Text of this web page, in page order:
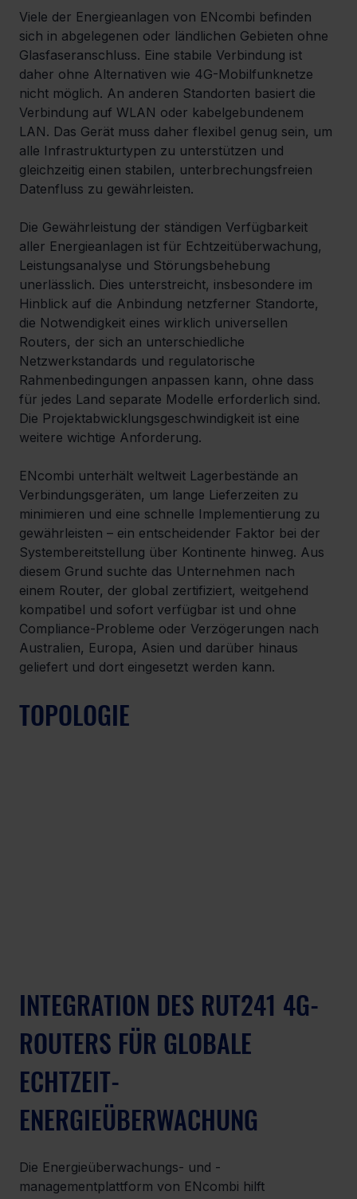
Viele der Energieanlagen von ENcombi befinden
sich in abgelegenen oder ländlichen Gebieten ohne
Glasfaseranschluss. Eine stabile Verbindung ist
daher ohne Alternativen wie 4G-Mobilfunknetze
nicht möglich. An anderen Standorten basiert die
Verbindung auf WLAN oder kabelgebundenem
LAN. Das Gerät muss daher flexibel genug sein, um
alle Infrastrukturtypen zu unterstützen und
gleichzeitig einen stabilen, unterbrechungsfreien
Datenfluss zu gewährleisten.
Die Gewährleistung der ständigen Verfügbarkeit
aller Energieanlagen ist für Echtzeitüberwachung,
Leistungsanalyse und Störungsbehebung
unerlässlich. Dies unterstreicht, insbesondere im
Hinblick auf die Anbindung netzferner Standorte,
die Notwendigkeit eines wirklich universellen
Routers, der sich an unterschiedliche
Netzwerkstandards und regulatorische
Rahmenbedingungen anpassen kann, ohne dass
für jedes Land separate Modelle erforderlich sind.
Die Projektabwicklungsgeschwindigkeit ist eine
weitere wichtige Anforderung.
ENcombi unterhält weltweit Lagerbestände an
Verbindungsgeräten, um lange Lieferzeiten zu
minimieren und eine schnelle Implementierung zu
gewährleisten – ein entscheidender Faktor bei der
Systembereitstellung über Kontinente hinweg. Aus
diesem Grund suchte das Unternehmen nach
einem Router, der global zertifiziert, weitgehend
kompatibel und sofort verfügbar ist und ohne
Compliance-Probleme oder Verzögerungen nach
Australien, Europa, Asien und darüber hinaus
geliefert und dort eingesetzt werden kann.
TOPOLOGIE
INTEGRATION DES RUT241 4G-
ROUTERS FÜR GLOBALE
ECHTZEIT-
ENERGIEÜBERWACHUNG
Die Energieüberwachungs- und -
managementplattform von ENcombi hilft